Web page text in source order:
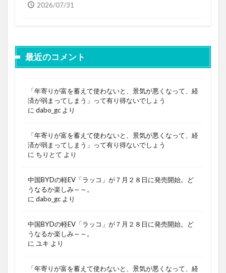
2026/07/31
最近のコメント
「年寄りが富を蓄えて使わないと、景気が悪くなって、経
済が弱まってしまう」って有り得ないでしょう
に dabo_gc より
「年寄りが富を蓄えて使わないと、景気が悪くなって、経
済が弱まってしまう」って有り得ないでしょう
に ちりとて より
中国BYDの軽EV「ラッコ」が７月２８日に発売開始。ど
うなるか楽しみ～～。
に dabo_gc より
中国BYDの軽EV「ラッコ」が７月２８日に発売開始。ど
うなるか楽しみ～～。
に ユキ より
「年寄りが富を蓄えて使わないと、景気が悪くなって、経